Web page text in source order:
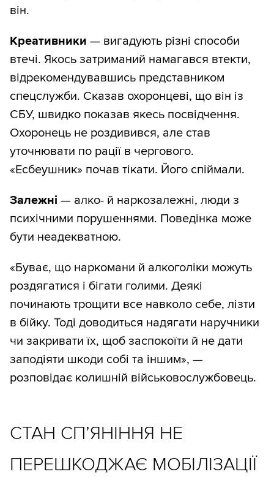
він.
Креативники — вигадують різні способи
втечі. Якось затриманий намагався втекти,
відрекомендувавшись представником
спецслужби. Сказав охоронцеві, що він із
СБУ, швидко показав якесь посвідчення.
Охоронець не роздивився, але став
уточнювати по рації в чергового.
«Есбеушник» почав тікати. Його спіймали.
Залежні — алко- й наркозалежні, люди з
психічними порушеннями. Поведінка може
бути неадекватною.
«Буває, що наркомани й алкоголіки можуть
роздягатися і бігати голими. Деякі
починають трощити все навколо себе, лізти
в бійку. Тоді доводиться надягати наручники
чи закривати їх, щоб заспокоїти й не дати
заподіяти шкоди собі та іншим», —
розповідає колишній військовослужбовець.
СТАН СП’ЯНІННЯ НЕ
ПЕРЕШКОДЖАЄ МОБІЛІЗАЦІЇ